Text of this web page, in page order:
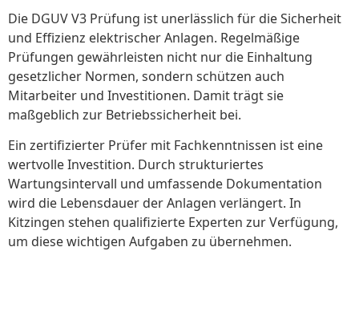
Die DGUV V3 Prüfung ist unerlässlich für die Sicherheit
und Effizienz elektrischer Anlagen. Regelmäßige
Prüfungen gewährleisten nicht nur die Einhaltung
gesetzlicher Normen, sondern schützen auch
Mitarbeiter und Investitionen. Damit trägt sie
maßgeblich zur Betriebssicherheit bei.
Ein zertifizierter Prüfer mit Fachkenntnissen ist eine
wertvolle Investition. Durch strukturiertes
Wartungsintervall und umfassende Dokumentation
wird die Lebensdauer der Anlagen verlängert. In
Kitzingen stehen qualifizierte Experten zur Verfügung,
um diese wichtigen Aufgaben zu übernehmen.